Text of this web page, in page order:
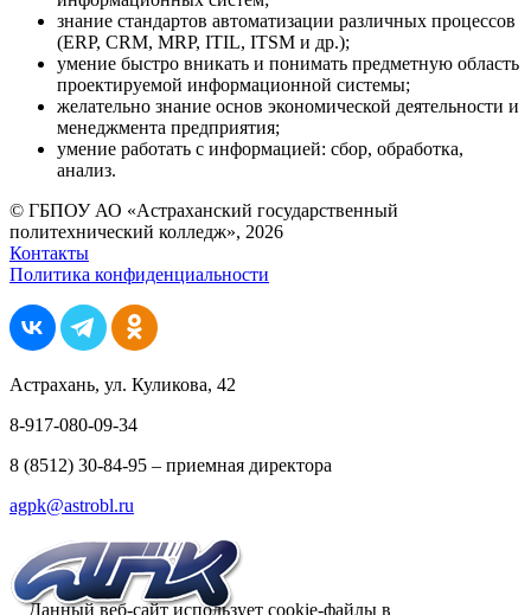
знание стандартов автоматизации различных процессов
(ERP, CRM, MRP, ITIL, ITSM и др.);
умение быстро вникать и понимать предметную область
проектируемой информационной системы;
желательно знание основ экономической деятельности и
менеджмента предприятия;
умение работать с информацией: сбор, обработка,
анализ.
© ГБПОУ АО «Астраханский государственный
политехнический колледж», 2026
Контакты
Политика конфиденциальности
Астрахань, ул. Куликова, 42
8-917-080-09-34
8 (8512) 30-84-95 – приемная директора
agpk@astrobl.ru
Данный веб-сайт использует cookie-файлы в